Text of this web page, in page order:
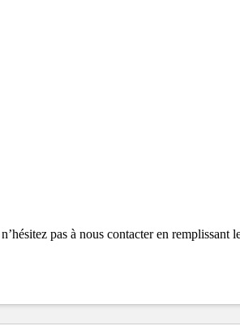
pas à nous contacter en remplissant